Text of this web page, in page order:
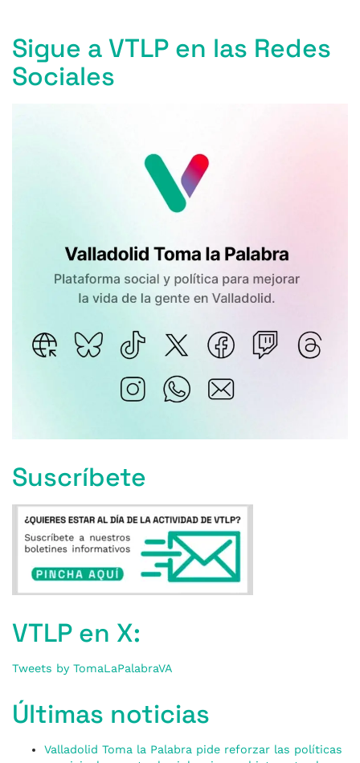
Sigue a VTLP en las Redes
Sociales
Suscríbete
VTLP en X:
Tweets by TomaLaPalabraVA
Últimas noticias
Valladolid Toma la Palabra pide reforzar las políticas